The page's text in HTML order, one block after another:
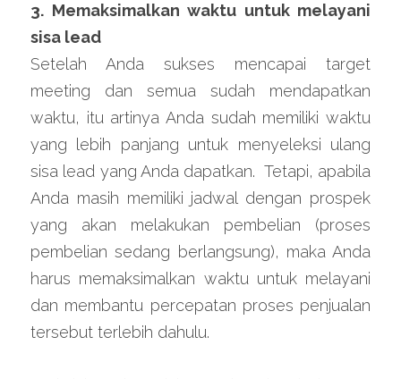
3. Memaksimalkan waktu untuk melayani
sisa lead
Setelah Anda sukses mencapai target
meeting dan semua sudah mendapatkan
waktu, itu artinya Anda sudah memiliki waktu
yang lebih panjang untuk menyeleksi ulang
sisa lead yang Anda dapatkan.  Tetapi, apabila
Anda masih memiliki jadwal dengan prospek
yang akan melakukan pembelian (proses
pembelian sedang berlangsung), maka Anda
harus memaksimalkan waktu untuk melayani
dan membantu percepatan proses penjualan
tersebut terlebih dahulu.